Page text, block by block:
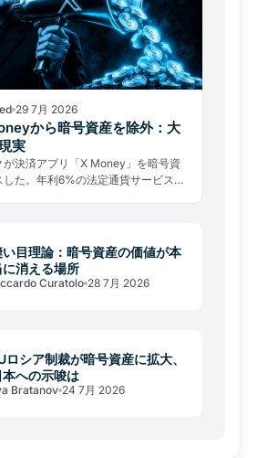
29 7月 2026
から暗号資産を除外：大
実
が決済アプリ「X Money」を暗号資
した。年利6%の法定通貨サービスが
い目理論：暗号資産の価値が本
に消える場所
Curatolo 28 7月 2026
ロシア制裁が暗号資産に拡大、
本への示唆は
Bratanov 24 7月 2026